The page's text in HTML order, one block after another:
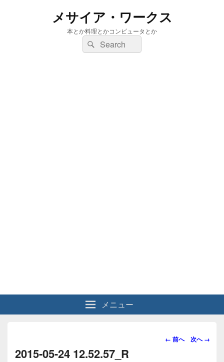
メサイア・ワークス
本とか料理とかコンピュータとか
検
索:
検
索
メニュー
画
← 前へ 次へ →
2015-05-24 12.52.57_R